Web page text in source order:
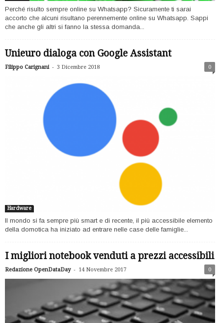
Perché risulto sempre online su Whatsapp? Sicuramente ti sarai
accorto che alcuni risultano perennemente online su Whatsapp. Sappi
che anche gli altri si fanno la stessa domanda...
Unieuro dialoga con Google Assistant
Filippo Carignani - 3 Dicembre 2018 0
Hardware
Il mondo si fa sempre più smart e di recente, il più accessibile elemento
della domotica ha iniziato ad entrare nelle case delle famiglie...
I migliori notebook venduti a prezzi accessibili
Redazione OpenDataDay - 14 Novembre 2017 0